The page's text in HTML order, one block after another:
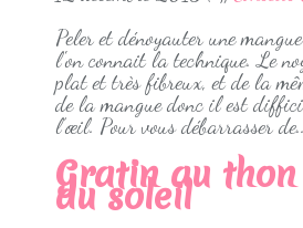
Peler et dénoyauter une
l'on connait la technique. Le
plat et très fibreux, et de la
de la mangue donc il est
l’œil. Pour vous débarrasser
Gratin au
du soleil